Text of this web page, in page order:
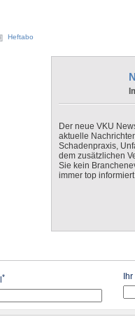
Heftabo
Der neue VKU
aktuelle
Schadenpraxis,
dem zusätzlichen
Sie kein
immer top
*